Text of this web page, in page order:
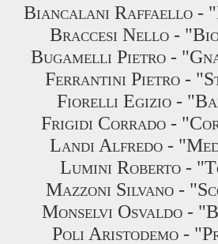
Biancalani Raffaello -
Braccesi Nello -
Bugamelli Pietro -
Ferrantini Pietro -
Fiorelli Egizio -
Frigidi Corrado -
Landi Alfredo -
Lumini Roberto -
Mazzoni Silvano -
Monselvi Osvaldo -
Poli Aristodemo -